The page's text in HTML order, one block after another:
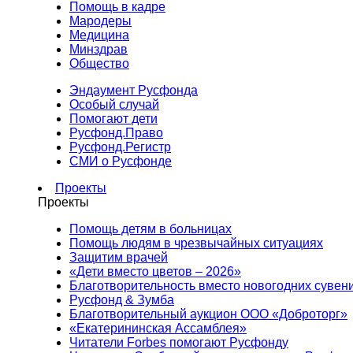
Помощь в кадре
Мародеры
Медицина
Минздрав
Общество
Эндаумент Русфонда
Особый случай
Помогают дети
Русфонд.Право
Русфонд.Регистр
СМИ о Русфонде
Проекты
Проекты
Помощь детям в больницах
Помощь людям в чрезвычайных ситуациях
Защитим врачей
«Дети вместо цветов – 2026»
Благотворительность вместо новогодних
Русфонд & Зумба
Благотворительный аукцион ООО «Доброторг»
«Екатерининская Ассамблея»
Читатели Forbes помогают Русфонду